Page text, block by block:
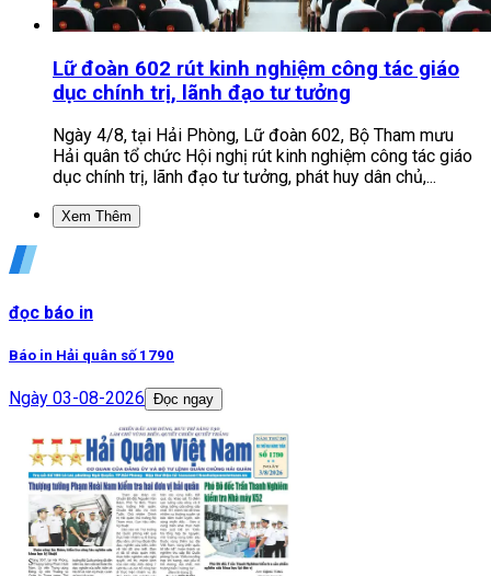
Lữ đoàn 602 rút kinh nghiệm công tác giáo
dục chính trị, lãnh đạo tư tưởng
Ngày 4/8, tại Hải Phòng, Lữ đoàn 602, Bộ Tham mưu
Hải quân tổ chức Hội nghị rút kinh nghiệm công tác giáo
dục chính trị, lãnh đạo tư tưởng, phát huy dân chủ,...
Xem Thêm
đọc báo in
Báo in Hải quân số 1790
Ngày 03-08-2026 Đọc ngay